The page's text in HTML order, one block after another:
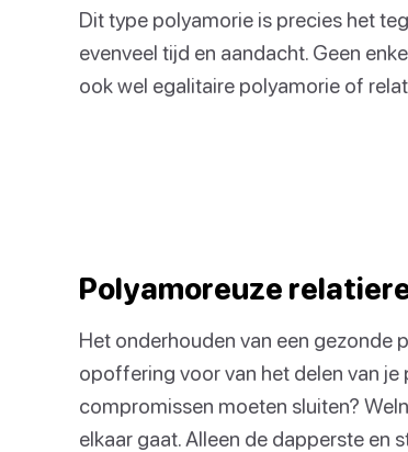
Dit type polyamorie is precies het
evenveel tijd en aandacht. Geen
ook wel egalitaire polyamorie of
Polyamoreuze
Het onderhouden van een gezonde
opoffering voor van het delen van
compromissen moeten sluiten?
elkaar gaat. Alleen de dapperste en